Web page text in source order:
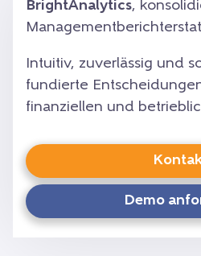
BrightAnalytics,
Intuitiv, zuverlässig und
fundierte
finanziellen und
Demo